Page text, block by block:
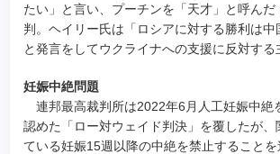
たい」と言い、プーチンを「天才」と呼んだ
判。ヘイリー氏は「ロシアに対する勝利は中
と発言をしてウクライナへの支援に反対する
妊娠中絶問題
連邦最高裁判所は2022年6月人工妊娠中絶
認めた「ロー対ウェイド判決」を覆したが、
ている妊娠15週以降の中絶を禁止すること